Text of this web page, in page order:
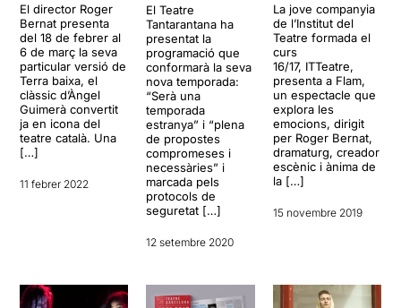
El director Roger
Bernat presenta
del 18 de febrer al
6 de març la seva
particular versió de
Terra baixa, el
clàssic d’Àngel
Guimerà convertit
ja en icona del
teatre català. Una
[…]
11 febrer 2022
El Teatre
Tantarantana ha
presentat la
programació que
conformarà la seva
nova temporada:
“Serà una
temporada
estranya” i “plena
de propostes
compromeses i
necessàries” i
marcada pels
protocols de
seguretat […]
12 setembre 2020
La jove companyia
de l’Institut del
Teatre formada el
curs
16/17, ITTeatre,
presenta a Flam,
un espectacle que
explora les
emocions, dirigit
per Roger Bernat,
dramaturg, creador
escènic i ànima de
la […]
15 novembre 2019